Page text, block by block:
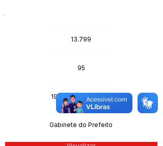
13.799
95
19 de junho de 2024
Órgão:
Gabinete do Prefeito